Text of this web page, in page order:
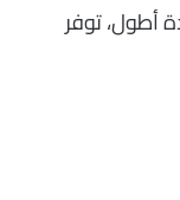
أطول، توفر